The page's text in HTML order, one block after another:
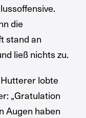
die
stand an
ließ nichts zu.
lobte
„Gratulation
Augen haben